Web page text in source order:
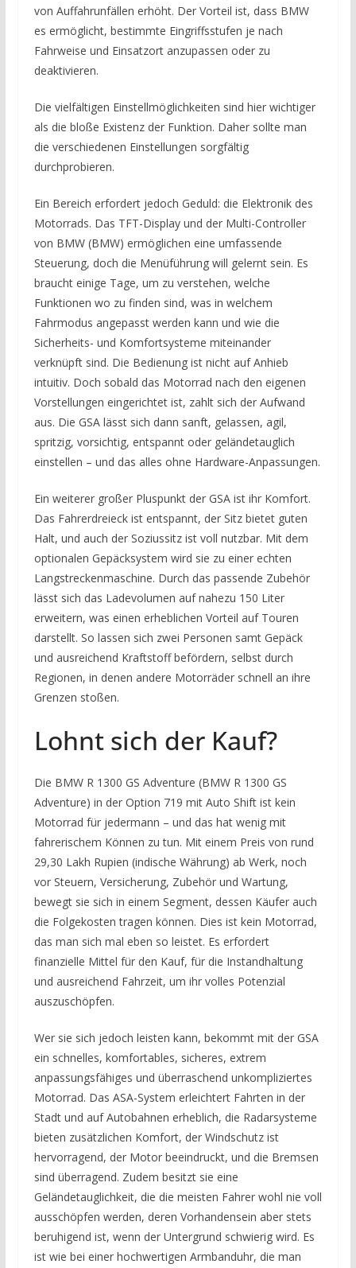
von Auffahrunfällen erhöht. Der Vorteil ist, dass BMW
es ermöglicht, bestimmte Eingriffsstufen je nach
Fahrweise und Einsatzort anzupassen oder zu
deaktivieren.
Die vielfältigen Einstellmöglichkeiten sind hier wichtiger
als die bloße Existenz der Funktion. Daher sollte man
die verschiedenen Einstellungen sorgfältig
durchprobieren.
Ein Bereich erfordert jedoch Geduld: die Elektronik des
Motorrads. Das TFT-Display und der Multi-Controller
von BMW (BMW) ermöglichen eine umfassende
Steuerung, doch die Menüführung will gelernt sein. Es
braucht einige Tage, um zu verstehen, welche
Funktionen wo zu finden sind, was in welchem
Fahrmodus angepasst werden kann und wie die
Sicherheits- und Komfortsysteme miteinander
verknüpft sind. Die Bedienung ist nicht auf Anhieb
intuitiv. Doch sobald das Motorrad nach den eigenen
Vorstellungen eingerichtet ist, zahlt sich der Aufwand
aus. Die GSA lässt sich dann sanft, gelassen, agil,
spritzig, vorsichtig, entspannt oder geländetauglich
einstellen – und das alles ohne Hardware-Anpassungen.
Ein weiterer großer Pluspunkt der GSA ist ihr Komfort.
Das Fahrerdreieck ist entspannt, der Sitz bietet guten
Halt, und auch der Soziussitz ist voll nutzbar. Mit dem
optionalen Gepäcksystem wird sie zu einer echten
Langstreckenmaschine. Durch das passende Zubehör
lässt sich das Ladevolumen auf nahezu 150 Liter
erweitern, was einen erheblichen Vorteil auf Touren
darstellt. So lassen sich zwei Personen samt Gepäck
und ausreichend Kraftstoff befördern, selbst durch
Regionen, in denen andere Motorräder schnell an ihre
Grenzen stoßen.
Lohnt sich der Kauf?
Die BMW R 1300 GS Adventure (BMW R 1300 GS
Adventure) in der Option 719 mit Auto Shift ist kein
Motorrad für jedermann – und das hat wenig mit
fahrerischem Können zu tun. Mit einem Preis von rund
29,30 Lakh Rupien (indische Währung) ab Werk, noch
vor Steuern, Versicherung, Zubehör und Wartung,
bewegt sie sich in einem Segment, dessen Käufer auch
die Folgekosten tragen können. Dies ist kein Motorrad,
das man sich mal eben so leistet. Es erfordert
finanzielle Mittel für den Kauf, für die Instandhaltung
und ausreichend Fahrzeit, um ihr volles Potenzial
auszuschöpfen.
Wer sie sich jedoch leisten kann, bekommt mit der GSA
ein schnelles, komfortables, sicheres, extrem
anpassungsfähiges und überraschend unkompliziertes
Motorrad. Das ASA-System erleichtert Fahrten in der
Stadt und auf Autobahnen erheblich, die Radarsysteme
bieten zusätzlichen Komfort, der Windschutz ist
hervorragend, der Motor beeindruckt, und die Bremsen
sind überragend. Zudem besitzt sie eine
Geländetauglichkeit, die die meisten Fahrer wohl nie voll
ausschöpfen werden, deren Vorhandensein aber stets
beruhigend ist, wenn der Untergrund schwierig wird. Es
ist wie bei einer hochwertigen Armbanduhr, die man